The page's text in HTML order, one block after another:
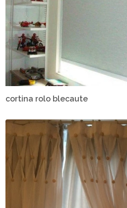
cortina rolo blecaute